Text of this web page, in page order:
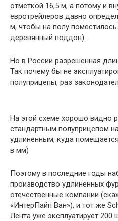
отметкой 16,5 м, а потому и
евротрейлеров давно
м, чтобы на полу
деревянный поддон).
Но в России разрешенная
Так почему бы не
полуприцепы, раз
На этой схеме хорошо видно
стандартным полуприцепом
удлиненным, куда
в мм)
Поэтому в последние годы
производство удлиненных
отечественные компании
«ИнтерПайп Ван»), и тот же
Лента уже эксплуатирует